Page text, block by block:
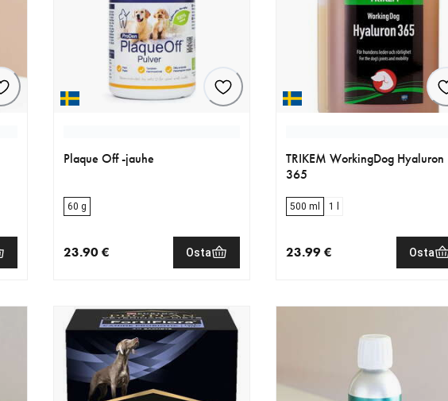
Plaque Off -jauhe
60 g
23.90 € Osta
TRIKEM WorkingDog Hyaluron
365
500 ml 1 l
23.99 € Osta